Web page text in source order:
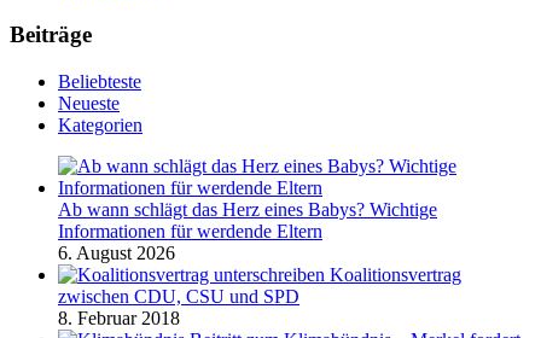
Beiträge
Beliebteste
Neueste
Kategorien
Ab wann schlägt das Herz eines Babys? Wichtige
Informationen für werdende Eltern
6. August 2026
Koalitionsvertrag
zwischen CDU, CSU und SPD
8. Februar 2018